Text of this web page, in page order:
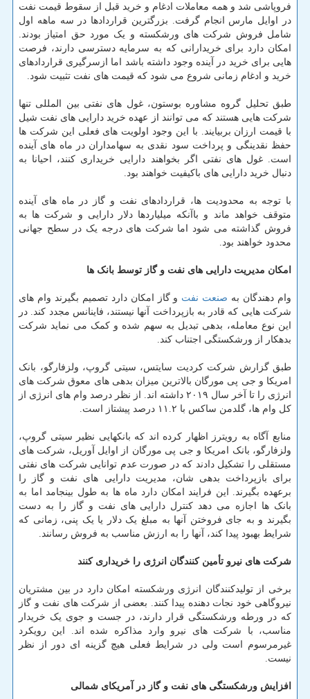
فروپاشی شد و همه معاملات ادغام و خرید قبل از سقوط قیمت نفت
در اوایل مارس انجام گرفت. بزرگترین قراردادها در سه ماهه اول
شامل فروش شرکت های ورشکسته و یک مورد حق امتیاز بودند.
امکان دارد برای خریدارانی که به سرمایه دسترسی دارند، فرصت
هایی برای خرید در آینده وجود داشته باشد اما ازسرگیری قراردادهای
خرید و ادغام زمانی شروع می شود که قیمت های نفت تثبیت شود.
طبق تحلیل گروه مشاوره بوستون، غول های نفتی بین المللی تنها
شرکت هایی هستند که می توانند از عهده خرید دارایی های نفت شیل
با قیمت ارزان بربیایند. با این وجود اولویت های فعلی این شرکت ها
حفظ نقدینگی و پرداخت سود نقدی به سهامداران در ماه های آینده
است. غول های نفتی اگر بخواهند دارایی خریداری کنند، احیانا به
دنبال خرید دارایی های باکیفیت خواهند بود.
با توجه به محدودیت ها، قراردادهای نفت و گاز در ماه های آینده
متوقف خواهد ماند و باآنکه میلیاردها دلار دارایی و شرکت ها به
فروش گذاشته می شود اما شرکت های درجه یک در سطح جهانی
محدود خواهند بود.
امکان مدیریت دارایی های نفت و گاز توسط بانک ها
وام دهندگان به صنعت نفت و گاز امکان دارد تصمیم بگیرند وام های
شرکت هایی که قادر به بازپرداخت آنها نیستند، فاینانس مجدد کند. در
این نوع معامله، بدهی تبدیل به سهم شده و کمک می نماید شرکت
بدهکار از ورشکستگی اجتناب کند.
طبق گزارش شرکت کردیت سایتس، سیتی گروپ، ولزفارگو، بانک
امریکا و جی پی مورگان بالاترین میزان بدهی های معوق شرکت های
انرژی را تا آخر سال ۲۰۱۹ داشته اند. از نظر درصد وام های انرژی از
کل وام ها، گلدمن ساکس با ۱۱.۲ درصد پیشتاز است.
منابع آگاه به رویترز اظهار کرده اند که بانکهایی نظیر سیتی گروپ،
ولزفارگو، بانک امریکا و جی پی مورگان از اوایل آوریل، شرکت های
مستقلی را تشکیل دادند که در صورت عدم توانایی شرکت های نفتی
برای بازپرداخت بدهی شان، مدیریت دارایی های نفت و گاز را
برعهده بگیرند. این فرایند امکان دارد ماه ها به طول بینجامد اما به
بانک ها اجازه می دهد کنترل دارایی های نفت و گاز را به دست
بگیرند و به جای فروختن آنها به مبلغ یک دلار یا یک پنی، زمانی که
شرایط بهبود پیدا کند، آنها را به ارزش مناسب به فروش رسانند.
شرکت های نیرو تأمین کنندگان انرژی را خریداری کنند
برخی از تولیدکنندگان انرژی ورشکسته امکان دارد در بین مشتریان
نیروگاهی خود نجات دهنده پیدا کنند. بعضی از شرکت های نفت و گاز
که در ورطه ورشکستگی قرار دارند، در جست و جوی یک خریدار
مناسب، با شرکت های نیرو وارد مذاکره شده اند. این رویکرد
غیرمرسوم است ولی در شرایط فعلی هیچ گزینه ای دور از نظر
نیست.
افزایش ورشکستگی های نفت و گاز در آمریکای شمالی